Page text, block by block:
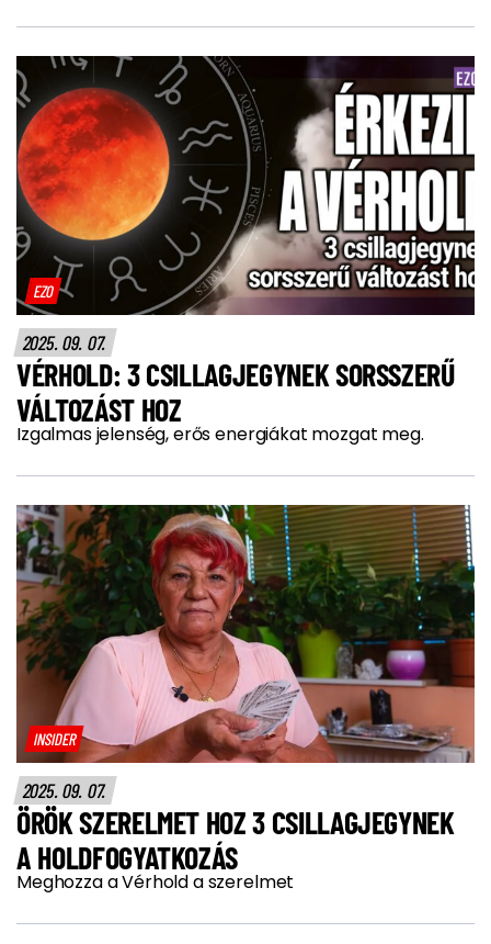
EZO
2025. 09. 07.
VÉRHOLD: 3 CSILLAGJEGYNEK SORSSZERŰ
VÁLTOZÁST HOZ
Izgalmas jelenség, erős energiákat mozgat meg.
INSIDER
2025. 09. 07.
ÖRÖK SZERELMET HOZ 3 CSILLAGJEGYNEK
A HOLDFOGYATKOZÁS
Meghozza a Vérhold a szerelmet